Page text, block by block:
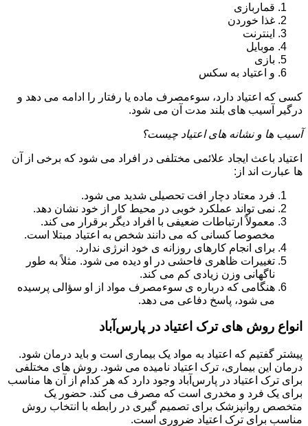
قماربازی
غذا خوردن
اینترنت
موبایل
بازی
و اعتیاد به سکس
کسی که اعتیاد دارد، سوءمصرف ماده یا رفتار را ادامه می دهد و
درگیر آسیب های بلند مدت آن می شود.
آسیب ها و نشانه های اعتیاد چیست؟
اعتیاد باعث ایجاد علائمی مختلفی در افراد می شود که برخی از آن
ها عبارت اند از:
فرد معتاد دچار افت تحصیلی شدید می شود.
نمی تواند عملکرد خوبی در محیط کار از خود نشان دهد.
معمولاً ارتباطات ضعیفی با افراد دیگر برقرار می کند.
مخصوصا کسانی که می دانند شخص به اعتیاد مبتلا است.
برای انجام کارهای روزانه ی خود انرژی ندارد.
تغییرات ظاهری فاحشی در او دیده می شود. مثلاً به طور
ناگهانی وزن زیادی کم می کند.
هنگامی که درباره ی سوءمصرف مواد از او سؤالی پرسیده
می شود، پاسخ دفاعی می دهد.
انواع روش های ترک اعتیاد در پارس‌آباد
پیشتر گفتیم که اعتیاد به مواد یک بیماری است و باید درمان شود.
درمان این بیماری، ترک اعتیاد نامیده می شود. روش های مختلفی
برای ترک اعتیاد در پارس‌آباد وجود دارد که هر کدام از آن ها مناسب
برای یک فرد و مخدری است که مصرف می کند. حضور یک
متخصص روانپزشک برای تصمیم گیری در رابطه با انتخاب روش
مناسب برای ترک اعتیاد ضروری است.